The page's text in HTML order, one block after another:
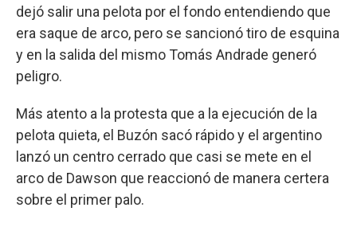
dejó salir una pelota por el fondo entendiendo que
era saque de arco, pero se sancionó tiro de esquina
y en la salida del mismo Tomás Andrade generó
peligro.
Más atento a la protesta que a la ejecución de la
pelota quieta, el Buzón sacó rápido y el argentino
lanzó un centro cerrado que casi se mete en el
arco de Dawson que reaccionó de manera certera
sobre el primer palo.